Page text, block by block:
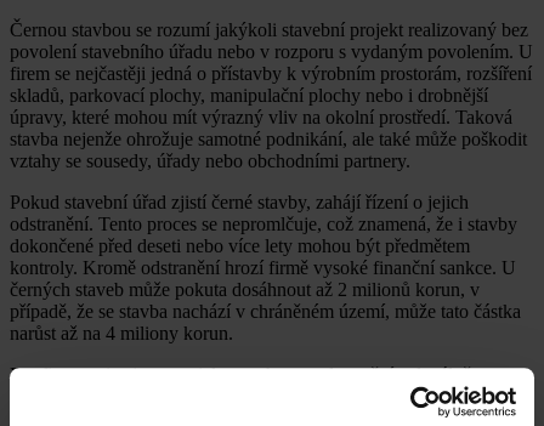
Černou stavbou se rozumí jakýkoli stavební projekt realizovaný bez
povolení stavebního úřadu nebo v rozporu s vydaným povolením. U
firem se nejčastěji jedná o přístavby k výrobním prostorám, rozšíření
skladů, parkovací plochy, manipulační plochy nebo i drobnější
úpravy, které mohou mít výrazný vliv na okolní prostředí. Taková
stavba nejenže ohrožuje samotné podnikání, ale také může poškodit
vztahy se sousedy, úřady nebo obchodními partnery.
Pokud stavební úřad zjistí černé stavby, zahájí řízení o jejich
odstranění. Tento proces se nepromlčuje, což znamená, že i stavby
dokončené před deseti nebo více lety mohou být předmětem
kontroly. Kromě odstranění hrozí firmě vysoké finanční sankce. U
černých staveb může pokuta dosáhnout až 2 milionů korun, v
případě, že se stavba nachází v chráněném území, může tato částka
narůst až na 4 miliony korun.
Pro firmy existuje cesta, jak se vyhnout odstranění nelegálně
postavených staveb – legalizace prostřednictvím dodatečného
povolení. Tento proces však není automatický a vyžaduje splnění